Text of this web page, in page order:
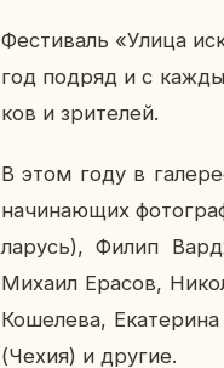
Фе­сти­валь «Улица
год подряд и с
ков и зри­те­лей.
В этом году в
на­чи­на­ю­щих
ла­русь), Филип
Михаил Ерасов,
Ко­ше­ле­ва,
(Чехия) и другие.